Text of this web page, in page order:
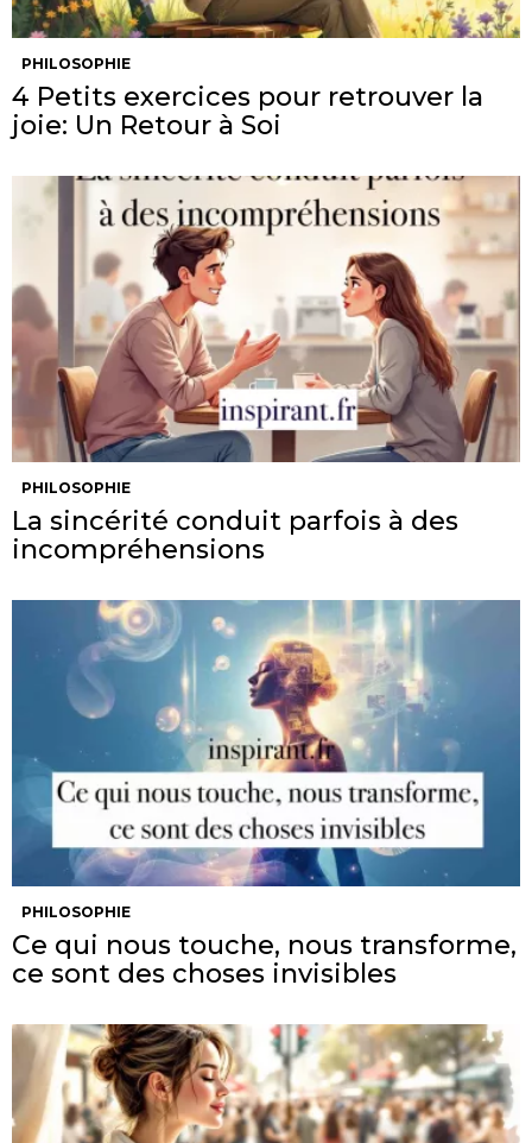
PHILOSOPHIE
4 Petits exercices pour retrouver la
joie: Un Retour à Soi
PHILOSOPHIE
La sincérité conduit parfois à des
incompréhensions
PHILOSOPHIE
Ce qui nous touche, nous transforme,
ce sont des choses invisibles